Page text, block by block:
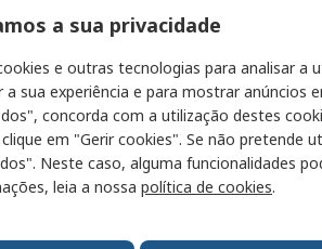
Helly Hansen
3XL
Camiseta
a sua privacidade
e outras tecnologias para analisar a
a sua experiência e para mostrar anúncios
concorda com a utilização destes
em "Gerir cookies". Se não pretende
Neste caso, alguma funcionalidades
leia a nossa política de cookies.